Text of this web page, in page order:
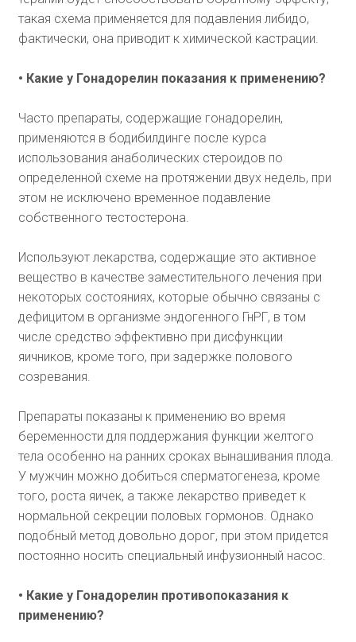
такая схема применяется для подавления либидо,
фактически, она приводит к химической кастрации.
• Какие у Гонадорелин показания к применению?
Часто препараты, содержащие гонадорелин,
применяются в бодибилдинге после курса
использования анаболических стероидов по
определенной схеме на протяжении двух недель, при
этом не исключено временное подавление
собственного тестостерона.
Используют лекарства, содержащие это активное
вещество в качестве заместительного лечения при
некоторых состояниях, которые обычно связаны с
дефицитом в организме эндогенного ГнРГ, в том
числе средство эффективно при дисфункции
яичников, кроме того, при задержке полового
созревания.
Препараты показаны к применению во время
беременности для поддержания функции желтого
тела особенно на ранних сроках вынашивания плода.
У мужчин можно добиться сперматогенеза, кроме
того, роста яичек, а также лекарство приведет к
нормальной секреции половых гормонов. Однако
подобный метод довольно дорог, при этом придется
постоянно носить специальный инфузионный насос.
• Какие у Гонадорелин противопоказания к
применению?